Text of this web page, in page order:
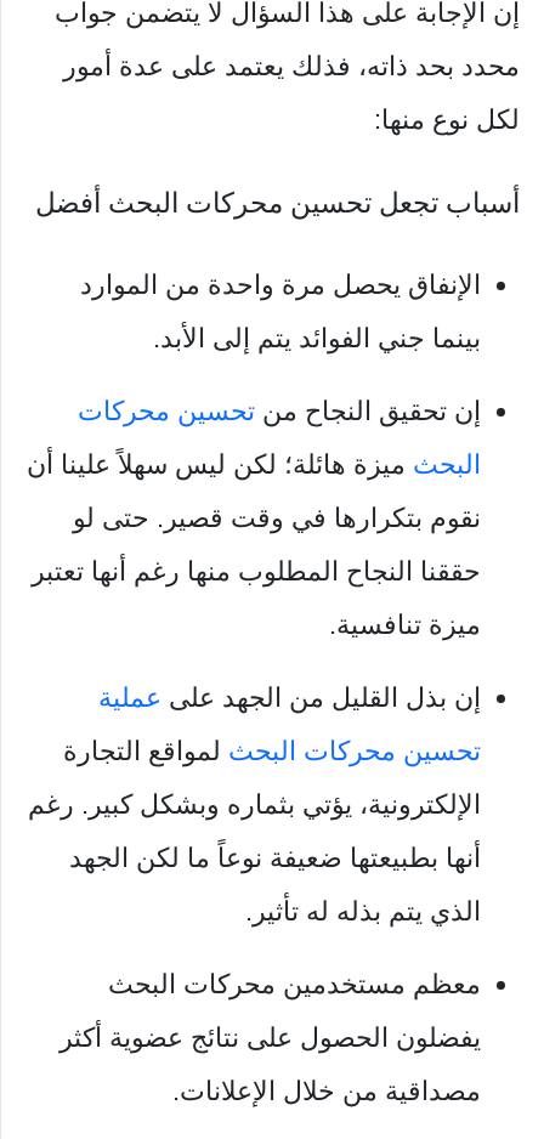
إن الإجابة على هذا السؤال لا يتضمن جواب
محدد بحد ذاته، فذلك يعتمد على عدة أمور
لكل نوع منها:
أسباب تجعل تحسين محركات البحث أفضل
الإنفاق يحصل مرة واحدة من الموارد
بينما جني الفوائد يتم إلى الأبد.
إن تحقيق النجاح من تحسين محركات
البحث ميزة هائلة؛ لكن ليس سهلاً علينا أن
نقوم بتكرارها في وقت قصير. حتى لو
حققنا النجاح المطلوب منها رغم أنها تعتبر
ميزة تنافسية.
إن بذل القليل من الجهد على عملية
تحسين محركات البحث لمواقع التجارة
الإلكترونية، يؤتي بثماره وبشكل كبير. رغم
أنها بطبيعتها ضعيفة نوعاً ما لكن الجهد
الذي يتم بذله له تأثير.
معظم مستخدمين محركات البحث
يفضلون الحصول على نتائج عضوية أكثر
مصداقية من خلال الإعلانات.